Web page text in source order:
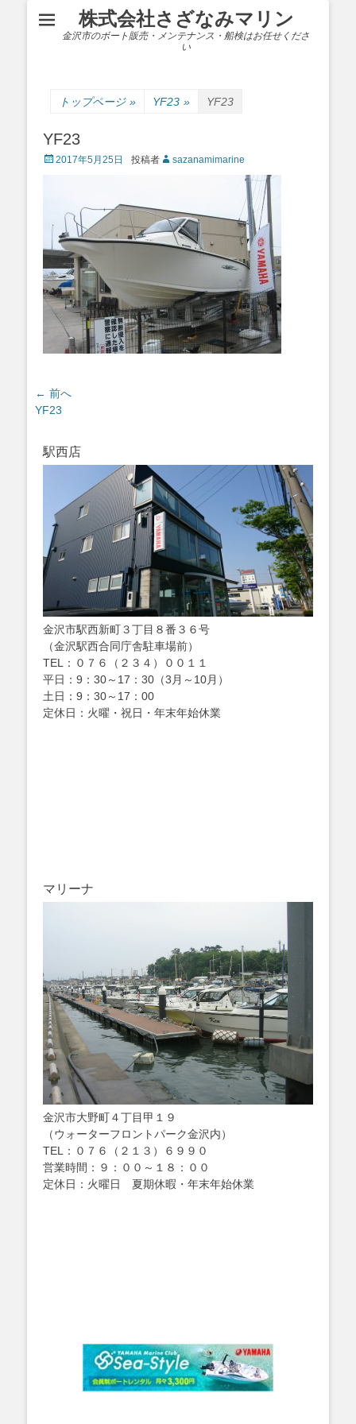
株式会社さざなみマリン
金沢市のボート販売・メンテナンス・船検はお任せくださ
い
トップページ » YF23 » YF23
YF23
Posted
2017年5月25日 投稿者 sazanamimarine
投
稿
ビ
ゲ
ン
← 前へ
過
投
YF23
駅西店
金沢市駅西新町３丁目８番３６号
（金沢駅西合同庁舎駐車場前）
TEL：０７６（２３４）００１１
平日：9：30～17：30（3月～10月）
土日：9：30～17：00
定休日：火曜・祝日・年末年始休業
マリーナ
金沢市大野町４丁目甲１９
（ウォーターフロントパーク金沢内）
TEL：０７６（２１３）６９９０
営業時間：９：００～１８：００
定休日：火曜日 夏期休暇・年末年始休業